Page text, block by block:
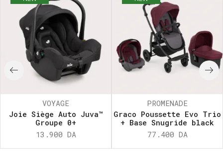
VOYAGE
Joie Siège Auto Juva™
Groupe 0+
13.900 DA
PROMENADE
Graco Poussette Evo Trio
+ Base Snugride black
77.400 DA